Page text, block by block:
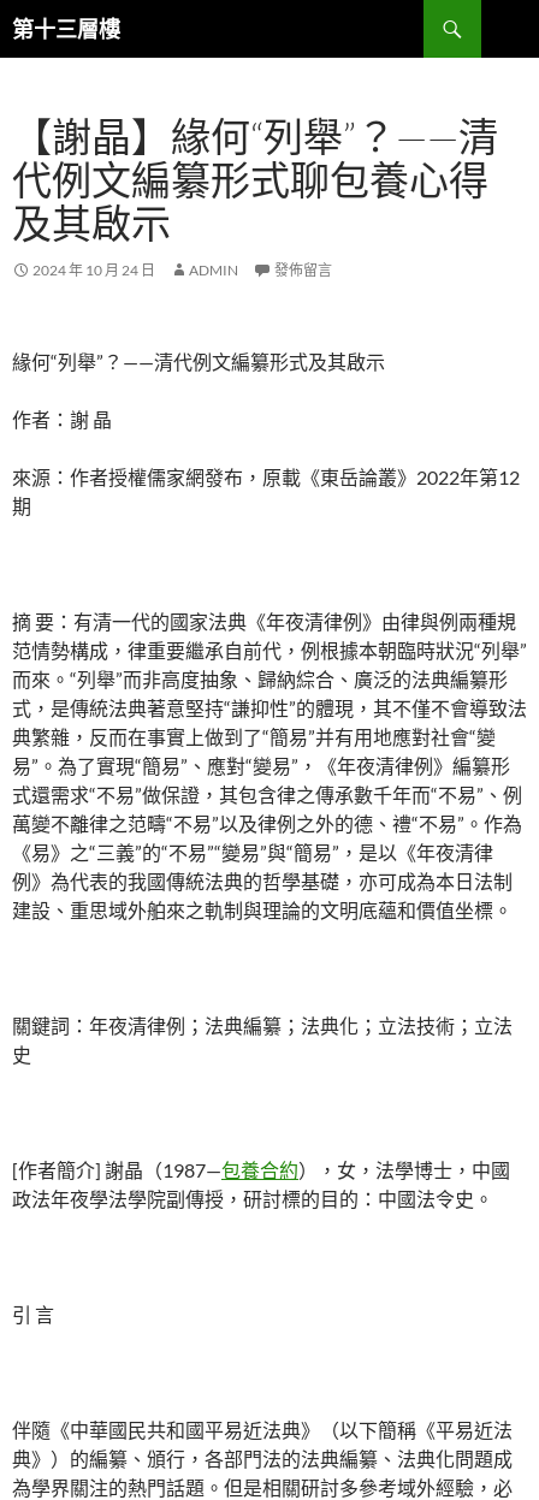
跳
至第十三層樓
搜
尋
【謝晶】緣何“列舉”？——清
代例文編纂形式聊包養心得
及其啟示
2024 年 10 月 24 日 ADMIN 發佈留言
緣何“列舉”？——清代例文編纂形式及其啟示
作者：謝 晶
來源：作者授權儒家網發布，原載《東岳論叢》2022年第12
期
摘 要：有清一代的國家法典《年夜清律例》由律與例兩種規
范情勢構成，律重要繼承自前代，例根據本朝臨時狀況“列舉”
而來。“列舉”而非高度抽象、歸納綜合、廣泛的法典編纂形
式，是傳統法典著意堅持“謙抑性”的體現，其不僅不會導致法
典繁雜，反而在事實上做到了“簡易”并有用地應對社會“變
易”。為了實現“簡易”、應對“變易”，《年夜清律例》編纂形
式還需求“不易”做保證，其包含律之傳承數千年而“不易”、例
萬變不離律之范疇“不易”以及律例之外的德、禮“不易”。作為
《易》之“三義”的“不易”“變易”與“簡易”，是以《年夜清律
例》為代表的我國傳統法典的哲學基礎，亦可成為本日法制
建設、重思域外舶來之軌制與理論的文明底蘊和價值坐標。
關鍵詞：年夜清律例；法典編纂；法典化；立法技術；立法
史
[作者簡介] 謝晶（1987—包養合約），女，法學博士，中國
政法年夜學法學院副傳授，研討標的目的：中國法令史。
引 言
伴隨《中華國民共和國平易近法典》（以下簡稱《平易近法
典》）的編纂、頒行，各部門法的法典編纂、法典化問題成
為學界關注的熱門話題。但是相關研討多參考域外經驗，必